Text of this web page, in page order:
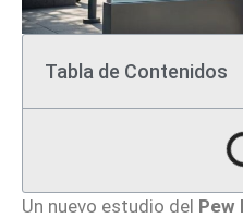
Tabla de Contenidos
Un nuevo estudio del Pew